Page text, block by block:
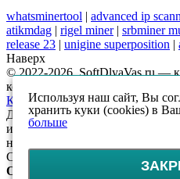
whatsminertool | advanced ip
atikmdag | rigel miner| srbminer
release 23 | unigine superposition |
Наверх
© 2022-2026, SoftDlyaVas.ru —
компьютера.
Карта сайта
Данный интернет-сайт носит
информационный характер и ни
не является публичной
Статьи 437 (2) ГК РФ
Оцените!
Используя наш сайт, Вы
хранить куки (cookies) в
больше